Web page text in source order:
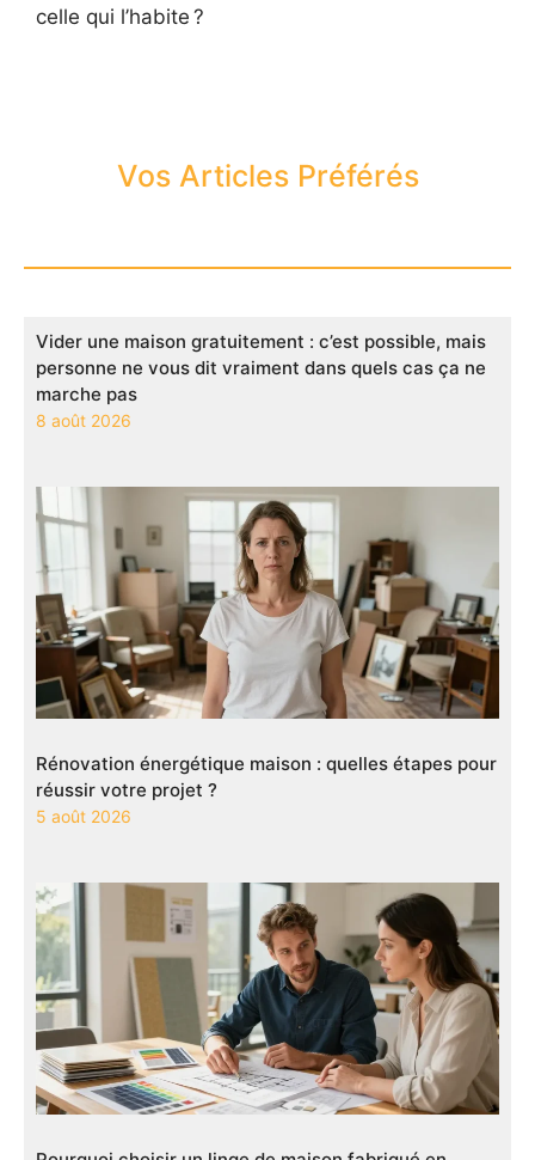
celle qui l’habite ?
Vos Articles Préférés
Vider une maison gratuitement : c’est possible, mais
personne ne vous dit vraiment dans quels cas ça ne
marche pas
8 août 2026
Rénovation énergétique maison : quelles étapes pour
réussir votre projet ?
5 août 2026